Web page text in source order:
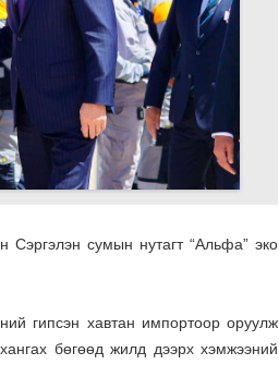
Сэргэлэн сумын нутагт “Альфа” эко
гипсэн хавтан импортоор оруулж
бөгөөд жилд дээрх хэмжээний